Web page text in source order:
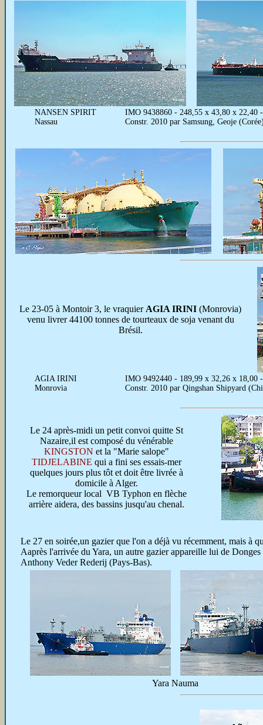
NANSEN SPIRIT
Nassau
IMO 9438860 - 248,55 x 43,80 x
Constr. 2010 par Samsung, Geoje
Le 23-05 à Montoir 3, le vraquier AGIA IRINI (Monrovia)
venu livrer 44100 tonnes de tourteaux de soja venant du
Brésil.
AGIA IRINI
Monrovia
IMO 9492440 - 189,99 x 32,26 x
Constr. 2010 par Qingshan Shipyard
Le 24 après-midi un petit convoi quitte St
Nazaire,il est composé du vénérable
KINGSTON et la "Marie salope"
TIDJELABINE qui a fini ses essais-mer
quelques jours plus tôt et doit être livrée à
domicile à Alger.
Le remorqueur local VB Typhon en flèche
arrière aidera, des bassins jusqu'au chenal.
Le 27 en soirée,un gazier que l'on a déjà vu récemment, mais
Aaprès l'arrivée du Yara, un autre gazier appareille lui de
Anthony Veder Rederij (Pays-Bas).
Yara Nauma